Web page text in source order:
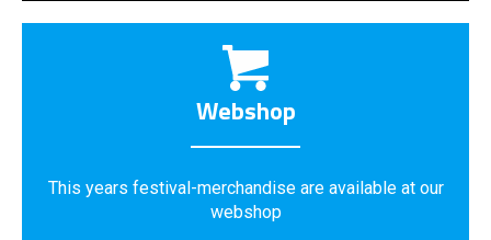
Webshop
This years festival-merchandise are available at our
webshop